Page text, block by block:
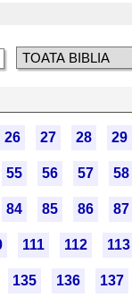
26 27 28 29
55 56 57 58
84 85 86 87
111 112 113
135 136 137